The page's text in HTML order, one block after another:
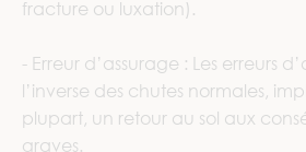
fracture ou luxation).
- Erreur d’assurage : Les erreurs
l’inverse des chutes normales,
plupart, un retour au sol aux
graves.